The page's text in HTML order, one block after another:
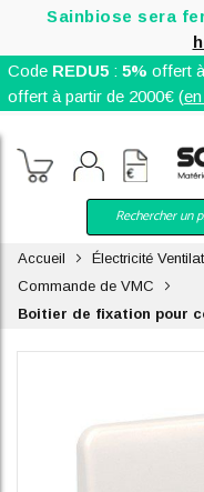
Sainbiose sera
Code REDU5: 5% offert
offert à partir de 2000€ (
Accueil Électricité
Commande de VMC
Boitier de fixation pour